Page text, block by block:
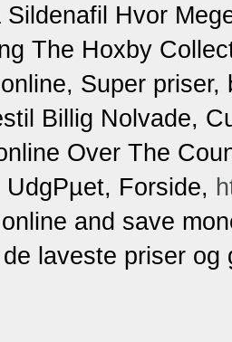
Sildenafil Hvor
The Hoxby
Super
Billig Nolvade,
Over The
UdgРµet, Forside,
and save
laveste priser